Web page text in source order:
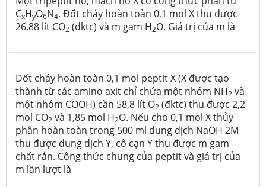
CxHyO6N4. Đốt cháy hoàn toàn 0,1 mol X thu được
26,88 lít CO2 (đktc) và m gam H2O. Giá trị của m là
Đốt cháy hoàn toàn 0,1 mol peptit X (X được tạo
thành từ các amino axit chỉ chứa một nhóm NH2 và
một nhóm COOH) cần 58,8 lít O2 (đktc) thu được 2,2
mol CO2 và 1,85 mol H2O. Nếu cho 0,1 mol X thủy
phân hoàn toàn trong 500 ml dung dịch NaOH 2M
thu được dung dịch Y, cô cạn Y thu được m gam
chất rắn. Công thức chung của peptit và giá trị của
m lần lượt là